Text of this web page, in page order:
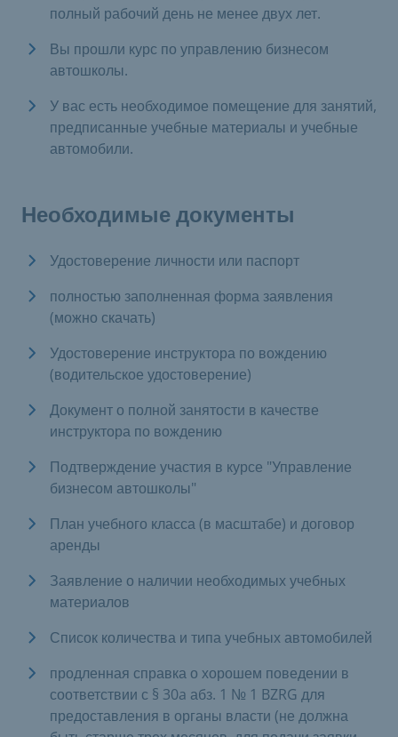
полный рабочий день не менее двух лет.
Вы прошли курс по управлению бизнесом
автошколы.
У вас есть необходимое помещение для занятий,
предписанные учебные материалы и учебные
автомобили.
Необходимые документы
Удостоверение личности или паспорт
полностью заполненная форма заявления
(можно скачать)
Удостоверение инструктора по вождению
(водительское удостоверение)
Документ о полной занятости в качестве
инструктора по вождению
Подтверждение участия в курсе "Управление
бизнесом автошколы"
План учебного класса (в масштабе) и договор
аренды
Заявление о наличии необходимых учебных
материалов
Список количества и типа учебных автомобилей
продленная справка о хорошем поведении в
соответствии с § 30a абз. 1 № 1 BZRG для
предоставления в органы власти (не должна